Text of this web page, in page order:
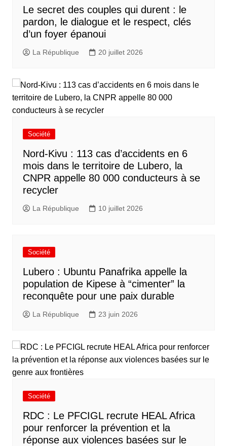
Le secret des couples qui durent : le
pardon, le dialogue et le respect, clés
d’un foyer épanoui
La République 20 juillet 2026
Société
Nord-Kivu : 113 cas d’accidents en 6
mois dans le territoire de Lubero, la
CNPR appelle 80 000 conducteurs à se
recycler
La République 10 juillet 2026
Société
Lubero : Ubuntu Panafrika appelle la
population de Kipese à “cimenter” la
reconquête pour une paix durable
La République 23 juin 2026
Société
RDC : Le PFCIGL recrute HEAL Africa
pour renforcer la prévention et la
réponse aux violences basées sur le